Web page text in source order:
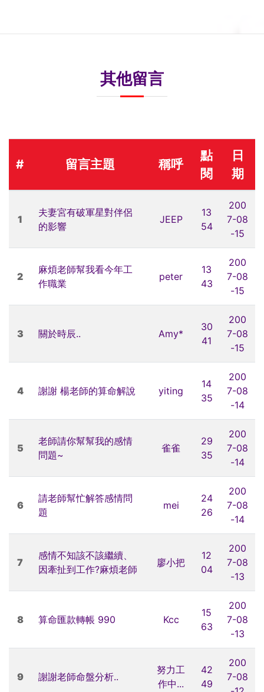
其他留言
# 留言主題 稱呼
點
閱
日
期
1
夫妻宮有破軍星對伴侶
的影響
JEEP
13
54
200
7-08
-15
2
麻煩老師幫我看今年工
作職業
peter
13
43
200
7-08
-15
3 關於時辰.. Amy*
30
41
200
7-08
-15
4 謝謝 楊老師的算命解說 yiting
14
35
200
7-08
-14
5
老師請你幫幫我的感情
問題~
雀雀
29
35
200
7-08
-14
6
請老師幫忙解答感情問
題
mei
24
26
200
7-08
-14
7
感情不知該不該繼續、
因牽扯到工作?麻煩老師
廖小把
12
04
200
7-08
-13
8 算命匯款轉帳 990 Kcc
15
63
200
7-08
-13
9 謝謝老師命盤分析..
努力工
作中...
42
49
200
7-08